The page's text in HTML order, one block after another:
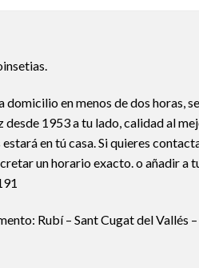
domicilio en menos de dos
1953 a tu lado, calidad al
en tú casa. Si quieres
un horario exacto. o añadir
Rubí – Sant Cugat del Vallés